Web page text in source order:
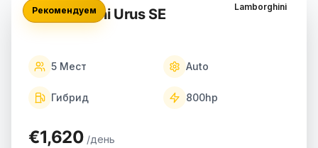
Рекомендуем Lamborghini
Lamborghini Urus SE
5 Мест Auto
Гибрид 800hp
€1,620 /день